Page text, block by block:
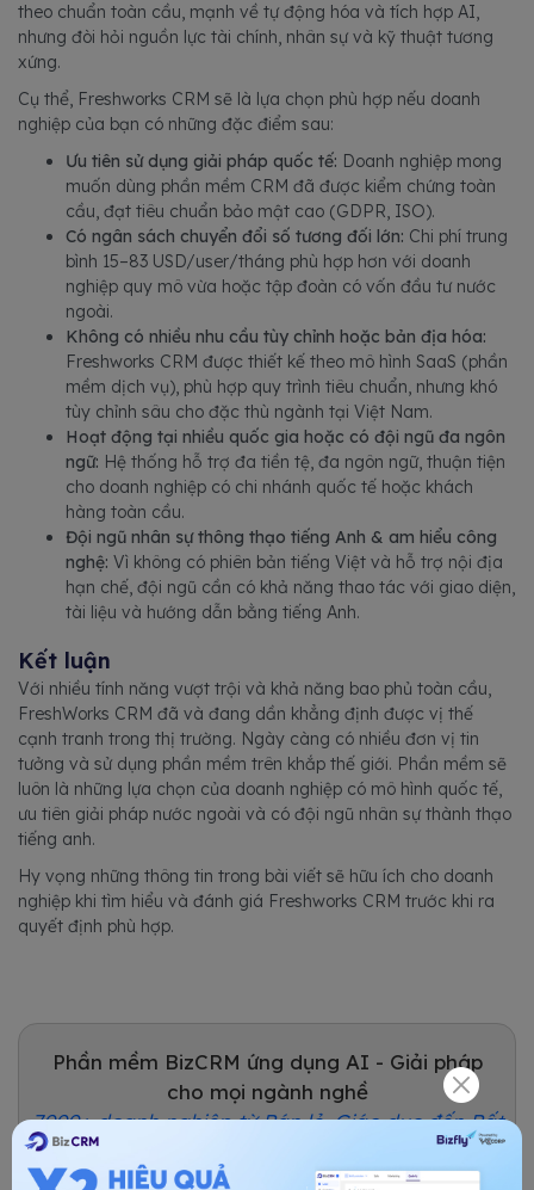
theo chuẩn toàn cầu, mạnh về tự động hóa và tích hợp AI,
nhưng đòi hỏi nguồn lực tài chính, nhân sự và kỹ thuật tương
xứng.
Cụ thể, Freshworks CRM sẽ là lựa chọn phù hợp nếu doanh
nghiệp của bạn có những đặc điểm sau:
Ưu tiên sử dụng giải pháp quốc tế: Doanh nghiệp mong
muốn dùng phần mềm CRM đã được kiểm chứng toàn
cầu, đạt tiêu chuẩn bảo mật cao (GDPR, ISO).
Có ngân sách chuyển đổi số tương đối lớn: Chi phí trung
bình 15–83 USD/user/tháng phù hợp hơn với doanh
nghiệp quy mô vừa hoặc tập đoàn có vốn đầu tư nước
ngoài.
Không có nhiều nhu cầu tùy chỉnh hoặc bản địa hóa:
Freshworks CRM được thiết kế theo mô hình SaaS (phần
mềm dịch vụ), phù hợp quy trình tiêu chuẩn, nhưng khó
tùy chỉnh sâu cho đặc thù ngành tại Việt Nam.
Hoạt động tại nhiều quốc gia hoặc có đội ngũ đa ngôn
ngữ: Hệ thống hỗ trợ đa tiền tệ, đa ngôn ngữ, thuận tiện
cho doanh nghiệp có chi nhánh quốc tế hoặc khách
hàng toàn cầu.
Đội ngũ nhân sự thông thạo tiếng Anh & am hiểu công
nghệ: Vì không có phiên bản tiếng Việt và hỗ trợ nội địa
hạn chế, đội ngũ cần có khả năng thao tác với giao diện,
tài liệu và hướng dẫn bằng tiếng Anh.
Kết luận
Với nhiều tính năng vượt trội và khả năng bao phủ toàn cầu,
FreshWorks CRM đã và đang dần khẳng định được vị thế
cạnh tranh trong thị trường. Ngày càng có nhiều đơn vị tin
tưởng và sử dụng phần mềm trên khắp thế giới. Phần mềm sẽ
luôn là những lựa chọn của doanh nghiệp có mô hình quốc tế,
ưu tiên giải pháp nước ngoài và có đội ngũ nhân sự thành thạo
tiếng anh.
Hy vọng những thông tin trong bài viết sẽ hữu ích cho doanh
nghiệp khi tìm hiểu và đánh giá Freshworks CRM trước khi ra
quyết định phù hợp.
Phần mềm BizCRM ứng dụng AI - Giải pháp
cho mọi ngành nghề
7000+ doanh nghiệp từ Bán lẻ, Giáo dục đến Bất
động sản, Dược phẩm, Thẩm mỹ.... đã chọn
chúng tôi